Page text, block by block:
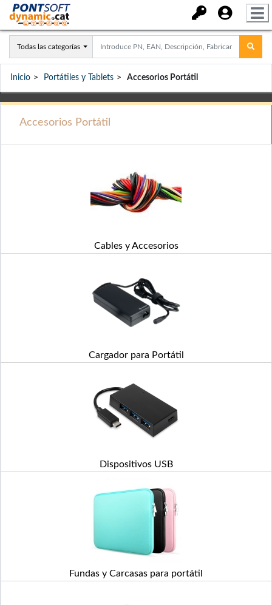
Todas las categorías
Inicio Portátiles y Tablets Accesorios Portátil
Accesorios Portátil
Cables y Accesorios
Cargador para Portátil
Dispositivos USB
Fundas y Carcasas para portátil